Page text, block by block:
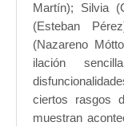
Martín); Silvia
(Esteban
(Nazareno
ilación
ciertos rasgos
muestran